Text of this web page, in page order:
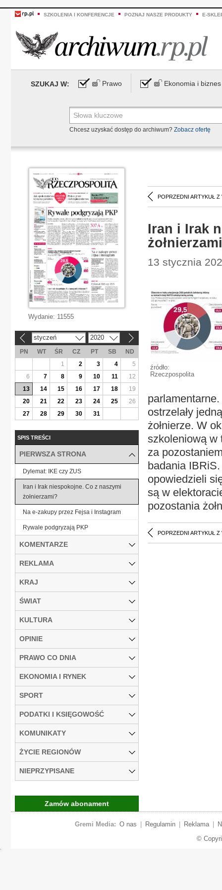
SZKOLENIA I KONFERENCJE POZNAJ NASZE PRODUKTY E-
SZUKAJ W: Prawo Ekonomia i biznes
Chcesz uzyskać dostęp do archiwum? Zobacz ofertę
POPRZEDNI ARTYKUŁ Z
Iran i Irak
13 stycznia
źródło:
Rzeczpospolita
ostrzelały
żołnierze. W
szkoleniową w
za
badania
opowiedzieli
są w
pozostania
POPRZEDNI ARTYKUŁ Z
Wydanie: 11555
styczeń 2020
PN WT ŚR CZ PT SB
ND
1
2 3 4
5
6
7 8 9 10 11
12
13
14 15 16 17 18
19
20
21 22 23 24 25
26
27
28 29 30 31
SPIS TREŚCI
PIERWSZA STRONA
Dylemat: IKE czy ZUS
Iran i Irak niespokojne. Co z naszymi
żołnierzami?
Na e-zakupy przez Fejsa i Instagram
Rywale podgryzają PKP
KOMENTARZE
REKLAMA
KRAJ
ŚWIAT
KULTURA
OPINIE
PRAWO CO DNIA
EKONOMIA I RYNEK
SPORT
PODATKI I KSIĘGOWOŚĆ
KOMUNIKATY
ŻYCIE REGIONÓW
NIEPRZYPISANE
Zamów abonament
Gremi Media: O nas Regulamin Reklama
©